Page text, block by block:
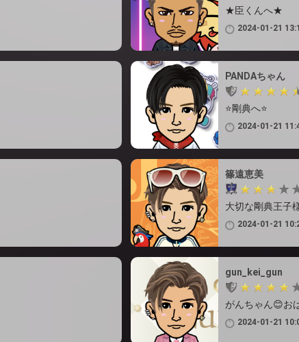
★臣くんへ★
2024-01-21
PANDAちゃん
⭐剛典へ⭐
2024-01-21
篠遠恵美
大切な剛典王子
2024-01-21
gun_kei_gun
がんちゃん😊お
2024-01-21